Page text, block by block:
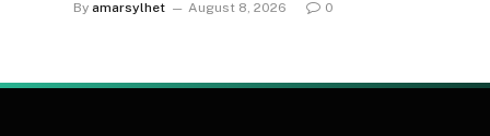
By amarsylhet August 8, 2026 0